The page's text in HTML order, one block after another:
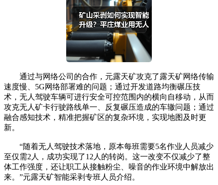
通过与网络公司的合作，元露天矿攻克了露天矿网络传输
速度慢、5G网络部署难的问题；通过开发道路均衡碾压技
术，无人驾驶车辆可进行安全可控范围内的横向自移动，从而
攻克无人矿卡行驶路线单一、反复碾压造成的车辙问题；通过
融合感知技术，精准把握矿区的复杂环境，实现地图及时更
新。
“随着无人驾驶技术落地，原本每班需要5名作业人员减少
至仅需2人，成功实现了12人的转岗。这一改变不仅减少了整
体工作强度，还让职工从接触粉尘、噪音的作业环境中解放出
来。”元露天矿智能采剥专班人员介绍。